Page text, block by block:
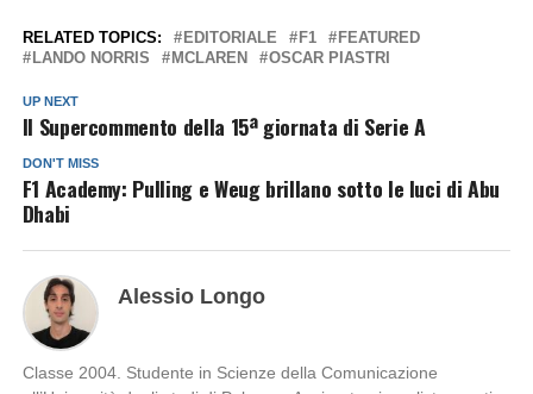
RELATED TOPICS: EDITORIALE F1
FEATURED
LANDO NORRIS
MCLAREN OSCAR PIASTRI
UP NEXT
Il Supercommento della 15ª giornata di Serie A
DON'T MISS
F1 Academy: Pulling e Weug brillano sotto le luci di Abu
Dhabi
Alessio Longo
Classe 2004. Studente in Scienze della Comunicazione